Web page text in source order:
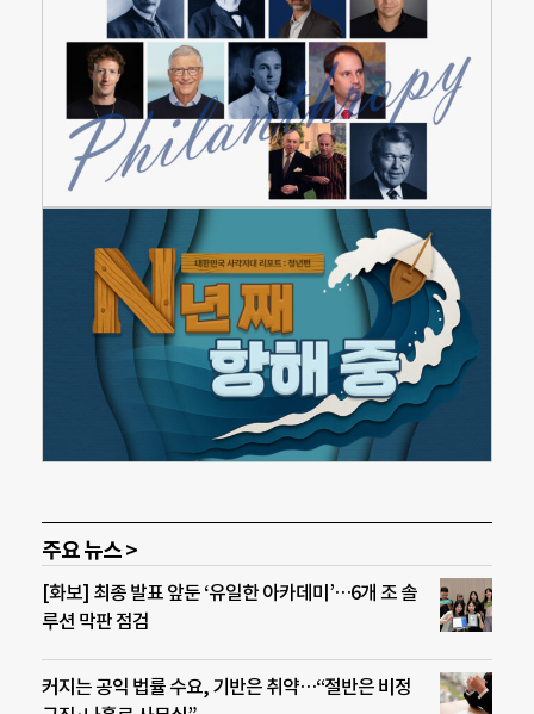
주요 뉴스 >
[화보] 최종 발표 앞둔 ‘유일한 아카데미’…6개 조 솔
루션 막판 점검
커지는 공익 법률 수요, 기반은 취약…“절반은 비정